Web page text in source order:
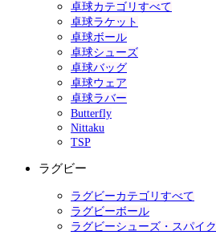
卓球カテゴリすべて
卓球ラケット
卓球ボール
卓球シューズ
卓球バッグ
卓球ウェア
卓球ラバー
Butterfly
Nittaku
TSP
ラグビー
ラグビーカテゴリすべて
ラグビーボール
ラグビーシューズ・スパイク